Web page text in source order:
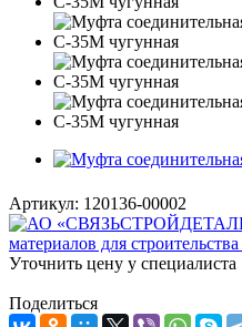
Артикул: 120136-00002
Уточнить цену у специалиста
Поделиться